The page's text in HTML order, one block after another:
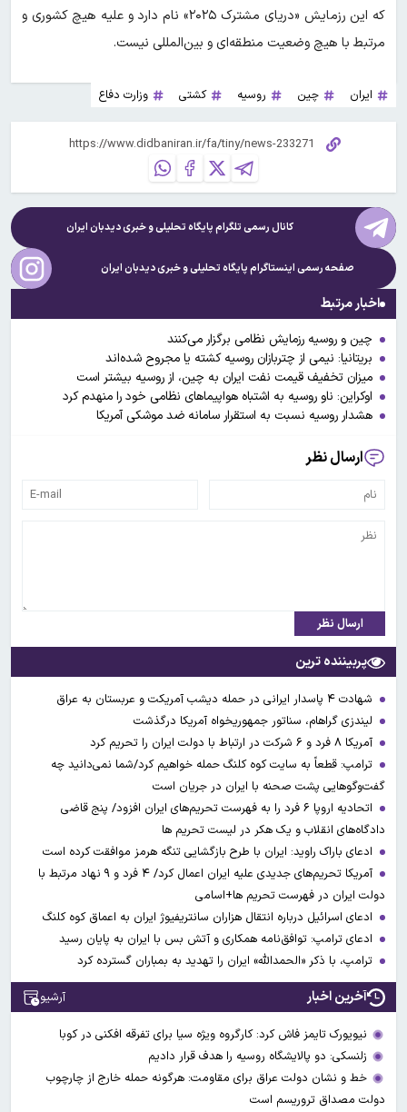
که این رزمایش «دریای مشترک ۲۰۲۵» نام دارد و علیه هیچ کشوری و
مرتبط با هیچ وضعیت منطقه‌ای و بین‌المللی نیست.
ایران چین روسیه کشتی وزارت دفاع
کانال رسمی تلگرام پایگاه تحلیلی و خبریدیدبان ایران
صفحه رسمی اینستاگرام پایگاه تحلیلی و خبریدیدبان ایران
اخبار مرتبط
چین و روسیه رزمایش نظامی برگزار می‌کنند
بریتانیا: نیمی از چتربازان روسیه کشته یا مجروح شده‌اند
میزان تخفیف قیمت نفت ایران به چین، از روسیه بیشتر است
اوکراین: ناو روسیه به اشتباه هواپیماهای نظامی خود را منهدم کرد
هشدار روسیه نسبت به استقرار سامانه ضد موشکی آمریکا
ارسال نظر
ارسال نظر
پربیننده ترین
شهادت ۴ پاسدار ایرانی در حمله دیشب آمریکت و عربستان به عراق
لیندزی گراهام، سناتور جمهوریخواه آمریکا درگذشت
آمریکا ۸ فرد و ۶ شرکت در ارتباط با دولت ایران را تحریم کرد
ترامپ: قطعاً به سایت کوه کلنگ حمله خواهیم کرد/شما نمی‌دانید چه
گفت‌وگوهایی پشت صحنه با ایران در جریان است
اتحادیه اروپا ۶ فرد را به فهرست تحریم‌های ایران افزود/ پنج قاضی
دادگاه‌های انقلاب و یک هکر در لیست تحریم ها
ادعای باراک راوید: ایران با طرح بازگشایی تنگه هرمز موافقت کرده است
آمریکا تحریم‌های جدیدی علیه ایران اعمال کرد/ ۴ فرد و ۹ نهاد مرتبط با
دولت ایران در فهرست تحریم ها+اسامی
ادعای اسرائیل درباره انتقال هزاران سانتریفیوژ ایران به اعماق کوه کلنگ
ادعای ترامپ: توافق‌نامه همکاری و آتش بس با ایران به پایان رسید
ترامپ، با ذکر «الحمدالله» ایران را تهدید به بمباران گسترده کرد
آخرین اخبار آرشیو
نیویورک تایمز فاش کرد: کارگروه ویژه سیا برای تفرقه افکنی در کوبا
زلنسکی: دو پالایشگاه روسیه را هدف قرار دادیم
خط و نشان دولت عراق برای مقاومت: هرگونه حمله خارج از چارچوب
دولت مصداق تروریسم است